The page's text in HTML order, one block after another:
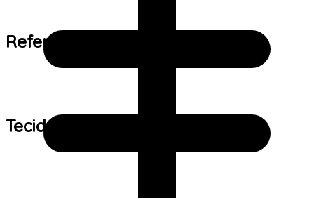
Referência de tamanho:
Tecido: